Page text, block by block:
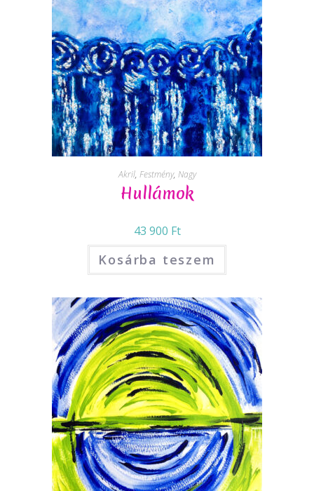
Akril, Festmény, Nagy
Hullámok
43 900 Ft
Kosárba teszem